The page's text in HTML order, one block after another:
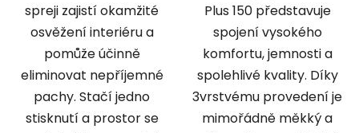
spreji zajistí okamžité
osvěžení interiéru a
pomůže účinně
eliminovat nepříjemné
pachy. Stačí jedno
stisknutí a prostor se
Plus 150 představuje
spojení vysokého
komfortu, jemnosti a
spolehlivé kvality. Díky
3vrstvému provedení je
mimořádně měkký a